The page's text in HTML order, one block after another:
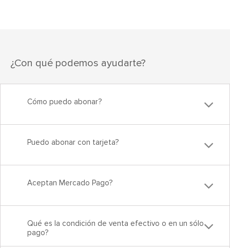
¿Con qué podemos ayudarte?
Cómo puedo abonar?
Puedo abonar con tarjeta?
Aceptan Mercado Pago?
Qué es la condición de venta efectivo o en un sólo
pago?